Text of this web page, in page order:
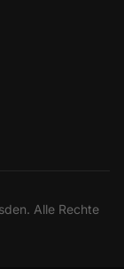
Alle Rechte